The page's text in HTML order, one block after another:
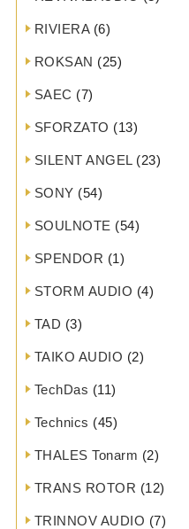
RIVIERA(6)
ROKSAN (25)
SAEC (7)
SFORZATO (13)
SILENT ANGEL(23)
SONY (54)
SOULNOTE (54)
SPENDOR (1)
STORM AUDIO (4)
TAD (3)
TAIKO AUDIO (2)
TechDas (11)
Technics (45)
THALES Tonarm (2)
TRANS ROTOR (12)
TRINNOV AUDIO (7)